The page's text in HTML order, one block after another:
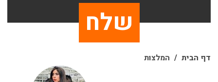
דף הבית המלצות